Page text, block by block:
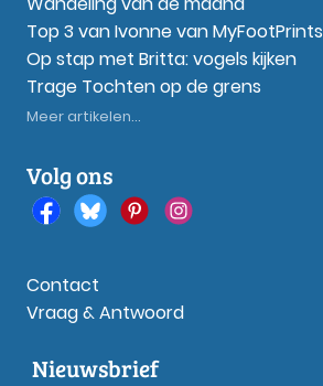
Top 3 van Ivonne van MyFootPrints
Op stap met Britta: vogels kijken
Trage Tochten op de grens
Meer artikelen...
Volg ons
Contact
Vraag & Antwoord
Nieuwsbrief